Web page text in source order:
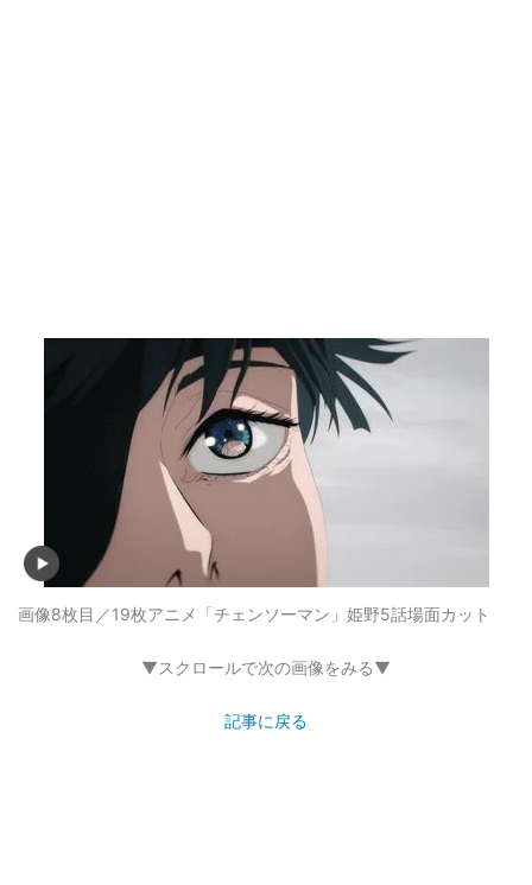
画像8枚目／19枚アニメ「チェンソーマン」姫野5話場面カット
▼スクロールで次の画像をみる▼
記事に戻る